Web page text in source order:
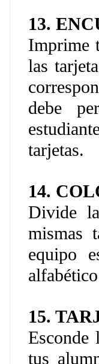
13.
Imprime
las
debe
tarjetas.
14.
Divide
mismas
equipo
15.
Esconde
tus